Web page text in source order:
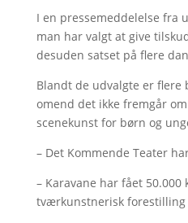
I en pressemeddelelse fra
man har valgt at give
desuden satset på flere
Blandt de udvalgte er
omend det ikke fremgår
scenekunst for børn og
– Det Kommende Teater
– Karavane har fået 50.000
tværkunstnerisk